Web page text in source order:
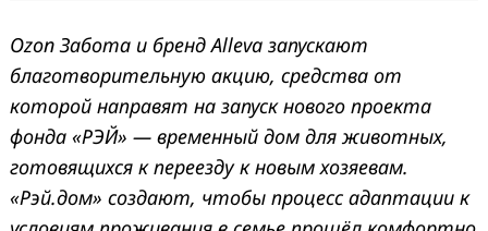
Ozon Забота и бренд Alleva запускают
благотворительную акцию, средства от
которой направят на запуск нового проекта
фонда «РЭЙ» — временный дом для животных,
готовящихся к переезду к новым хозяевам.
«Рэй.дом» создают, чтобы процесс адаптации к